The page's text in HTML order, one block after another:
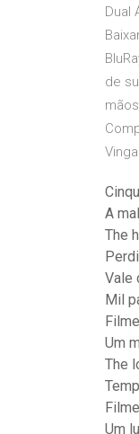
Dual
de
A
The
Vale
Mil
Um
The
Um